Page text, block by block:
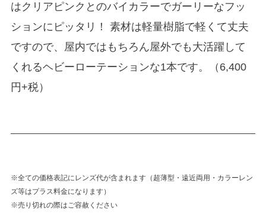
はクリアピンクとのバイカラーでガーリーなフッ
ションにピッタリ！ 素材は軽量樹脂で軽くて丈夫
ですので、屋内ではもちろん屋外でも大活躍して
くれるヘビーローテーションな1本です。（6,400
円+税）
※全ての価格表記にレンズ代が含まれます（超薄型・遠近両用・カラーレン
ズ等はプラス料金になります）
※売り切れの際はご容赦ください